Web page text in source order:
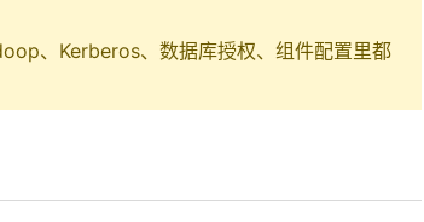
、Kerberos、数据库授权、组件配置里都